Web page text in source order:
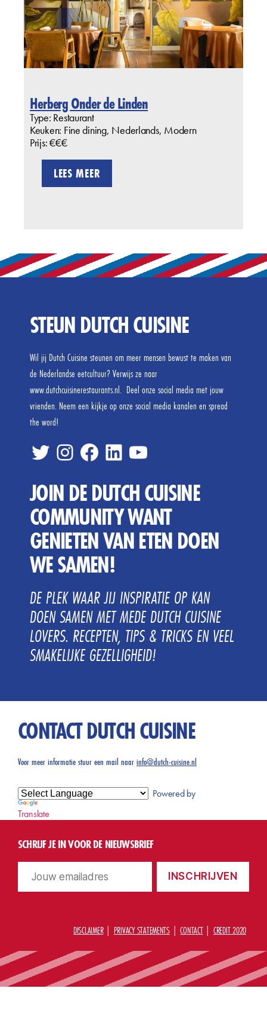
Herberg Onder de Linden
Type: Restaurant
Keuken: Fine dining, Nederlands, Modern
Prijs: €€€
LEES MEER
STEUN DUTCH CUISINE
Wil jij Dutch Cuisine steunen om meer mensen bewust te maken van
de Nederlandse eetcultuur? Verwijs ze naar
www.dutchcuisinerestaurants.nl. Deel onze social media met jouw
vrienden. Neem een kijkje op onze social media kanalen en spread
the word!
twitterinste FB linkedtube
JOIN DE DUTCH CUISINE
COMMUNITY WANT
GENIETEN VAN ETEN DOEN
WE SAMEN!
DE PLEK WAAR JIJ INSPIRATIE OP KAN
DOEN SAMEN MET MEDE DUTCH CUISINE
LOVERS. RECEPTEN, TIPS & TRICKS EN VEEL
SMAKELIJKE GEZELLIGHEID!
CONTACT DUTCH CUISINE
Voor meer informatie stuur een mail naarinfo@dutch-cuisine.nl
Powered by
Translate
SCHRIJF JE IN VOOR DE NIEUWSBRIEF
DISCLAIMER PRIVACY STATEMENTS CONTACT CREDIT 2020
©
0
O
m
h